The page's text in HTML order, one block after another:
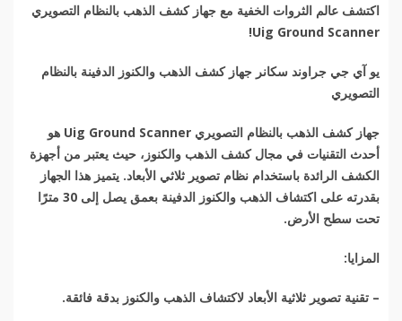
اكتشف عالم الثروات الخفية مع جهاز كشف الذهب بالنظام التصويري
Uig Ground Scanner!
يو آي جي جراوند سكانر جهاز كشف الذهب والكنوز الدفينة بالنظام
التصويري
جهاز كشف الذهب بالنظام التصويري Uig Ground Scanner هو
أحدث التقنيات في مجال كشف الذهب والكنوز، حيث يعتبر من أجهزة
الكشف الرائدة باستخدام نظام تصوير ثلاثي الأبعاد. يتميز هذا الجهاز
بقدرته على اكتشاف الذهب والكنوز الدفينة بعمق يصل إلى 30 مترًا
تحت سطح الأرض.
المزايا:
– تقنية تصوير ثلاثية الأبعاد لاكتشاف الذهب والكنوز بدقة فائقة.